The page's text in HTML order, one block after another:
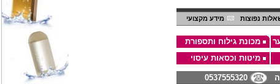
נפוצות מידע מקצועי
מכונת גילוח ותספורת
מיטות וכסאות עיסוי
0537555320